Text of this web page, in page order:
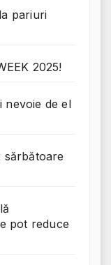
pariuri
2025!
nevoie de el
sărbătoare
pot reduce